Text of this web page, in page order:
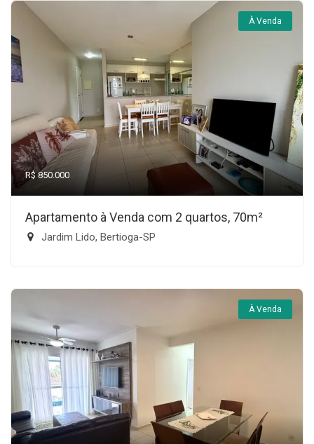
À Venda
R$ 850.000
Apartamento à Venda com 2 quartos, 70m²
Jardim Lido, Bertioga-SP
À Venda